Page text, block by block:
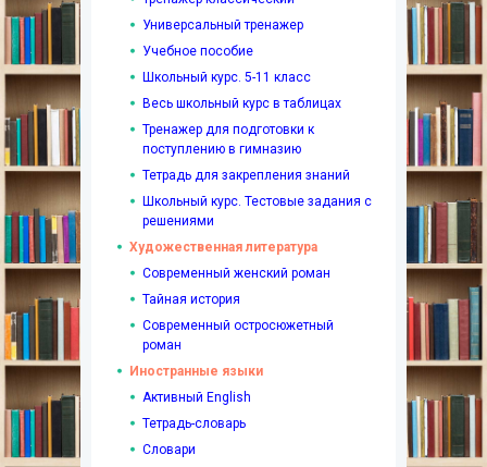
Универсальный тренажер
Учебное пособие
Школьный курс. 5-11 класс
Весь школьный курс в таблицах
Тренажер для подготовки к
поступлению в гимназию
Тетрадь для закрепления знаний
Школьный курс. Тестовые задания с
решениями
Художественная литература
Современный женский роман
Тайная история
Современный остросюжетный
роман
Иностранные языки
Активный English
Тетрадь-словарь
Словари